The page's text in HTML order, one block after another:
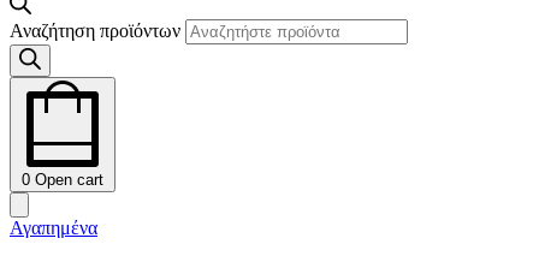
Αναζήτηση προϊόντων
0 Open cart
Αγαπημένα